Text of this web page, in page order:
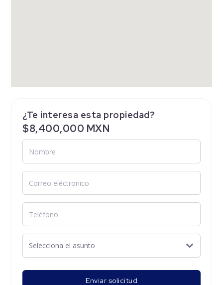
¿Te interesa esta propiedad?
$8,400,000 MXN
Enviar solicitud